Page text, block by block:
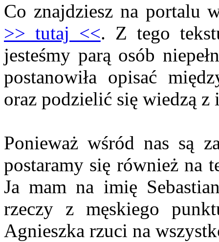
Co znajdziesz na portalu
>> tutaj <<. Z tego
jesteśmy parą osób
postanowiła opisać
oraz podzielić się wiedzą
Ponieważ wśród nas są
postaramy się również na
Ja mam na imię
rzeczy z męskiego
Agnieszka rzuci na